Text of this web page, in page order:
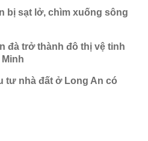
bị sạt lở, chìm xuống sông
đà trở thành đô thị vệ tinh
tư nhà đất ở Long An có